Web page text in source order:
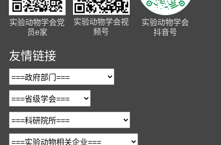
实验动物学会党
员e家
实验动物学会视
频号
实验动物学会
抖音号
友情链接